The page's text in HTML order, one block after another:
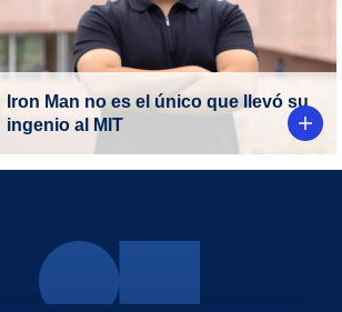
Iron Man no es el único que llevó su
ingenio al MIT
otro nivel. Él fue uno de los
18 jóvenes seleccionados
para llevar un curso en el MIT.